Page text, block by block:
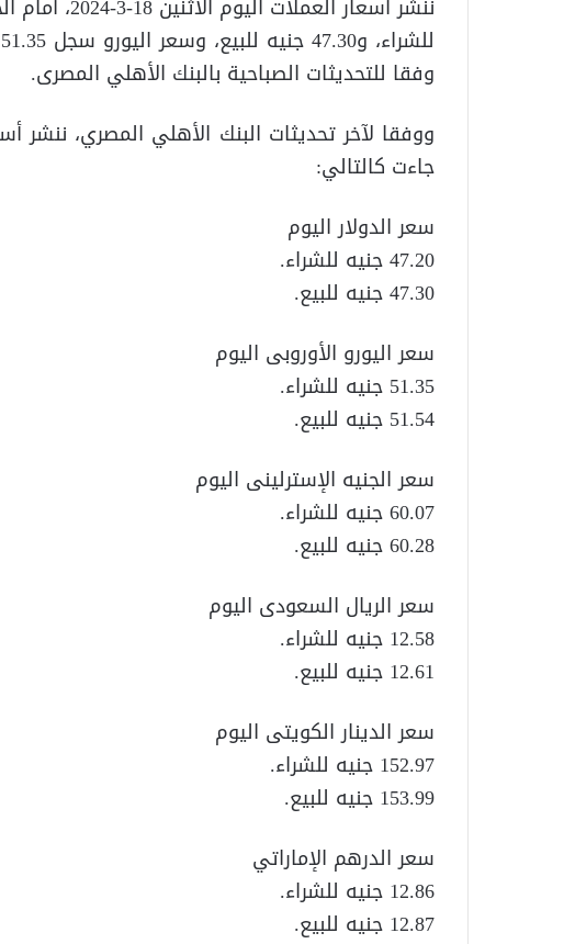
وفقا للتحديثات الصباحية بالبنك الأهلي المصرى.
ووفقا لآخر تحديثات البنك الأهلي المصري، ننشر
جاءت كالتالي:
سعر الدولار اليوم
47.20 جنيه للشراء.
47.30 جنيه للبيع.
سعر اليورو الأوروبى اليوم
51.35 جنيه للشراء.
51.54 جنيه للبيع.
سعر الجنيه الإسترلينى اليوم
60.07 جنيه للشراء.
60.28 جنيه للبيع.
سعر الريال السعودى اليوم
12.58 جنيه للشراء.
12.61 جنيه للبيع.
سعر الدينار الكويتى اليوم
152.97 جنيه للشراء.
153.99 جنيه للبيع.
سعر الدرهم الإماراتي
12.86 جنيه للشراء.
12.87 جنيه للبيع.